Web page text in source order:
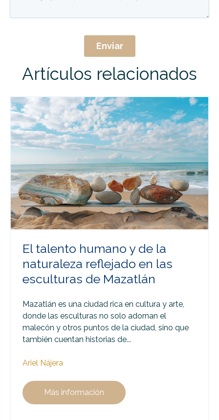
Artículos relacionados
El talento humano y de la
naturaleza reflejado en las
esculturas de Mazatlán
Mazatlán es una ciudad rica en cultura y arte,
donde las esculturas no solo adornan el
malecón y otros puntos de la ciudad, sino que
también cuentan historias de...
Ariel Nájera
Más información